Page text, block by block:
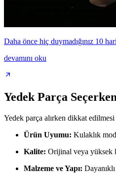
Daha önce hiç duymadığınız 10
devamını oku
Yedek Parça
Yedek parça alırken dikkat
Ürün Uyumu: Kulaklık
Kalite: Orijinal veya yüksek
Malzeme ve Yapı: